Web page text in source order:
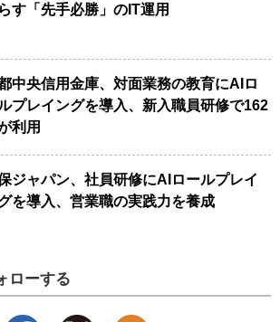
す「先手必勝」のIT運用
中央信用金庫、対面業務の教育にAIロ
プレイングを導入、新入職員研修で162
利用
ジャパン、社員研修にAIロールプレイ
を導入、営業職の実践力を養成
ローする